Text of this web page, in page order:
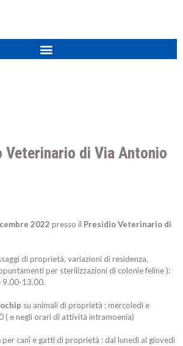
Veterinario di Via Antonio
2022 presso il Presidio Veterinario di
di proprietà, variazioni di residenza,
per sterilizzazioni di colonie feline ):
9.00-13.00.
su animali di proprietà : mercoledì e
( e negli orari di attività intramoenia)
per cani e gatti di proprietà : dal lunedì al giovedì